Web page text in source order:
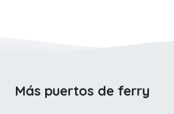
Más puertos de ferry